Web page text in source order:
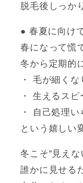
脱毛後しっか
● 春夏に向け
春になって慌
冬から定期的
・ 毛が細くな
・ 生えるス
・ 自己処理
という嬉しい
冬こそ“見えな
誰かに見せる